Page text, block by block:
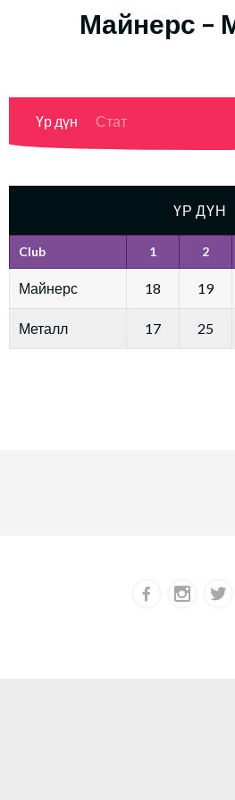
Майнерс –
Үр дүн Стат
ҮР ДҮН
Club 1 2
Майнерс 18 19
Металл 17 25